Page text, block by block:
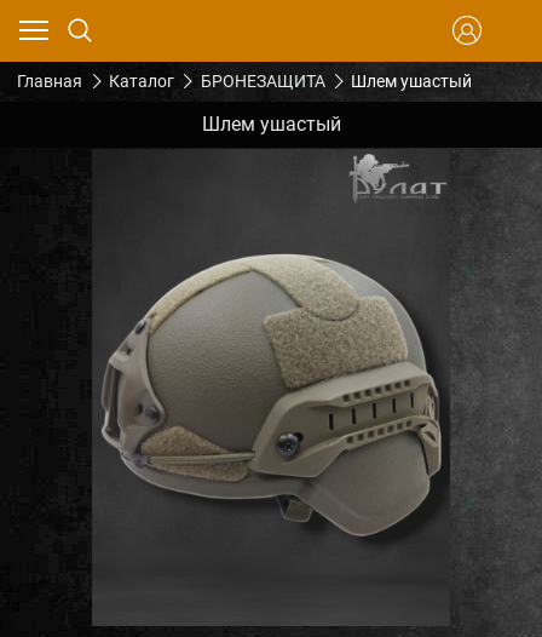
Главная Каталог БРОНЕЗАЩИТА Шлем ушастый
Шлем ушастый